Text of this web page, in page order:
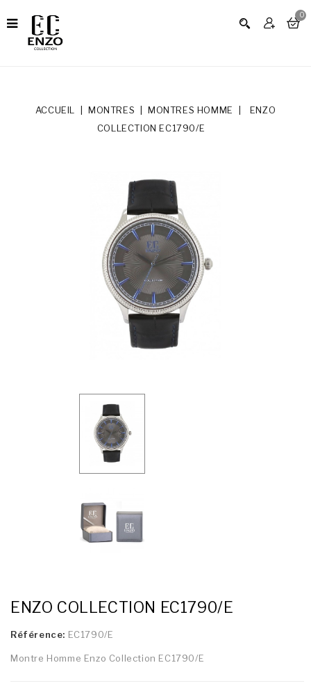
0
ACCUEIL MONTRES MONTRES HOMME
ENZO
COLLECTION EC1790/E
ENZO COLLECTION EC1790/E
Référence: EC1790/E
Montre Homme Enzo Collection EC1790/E